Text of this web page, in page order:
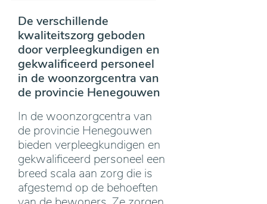
De verschillende
kwaliteitszorg geboden
door verpleegkundigen en
gekwalificeerd personeel
in de woonzorgcentra van
de provincie Henegouwen
In de woonzorgcentra van
de provincie Henegouwen
bieden verpleegkundigen en
gekwalificeerd personeel een
breed scala aan zorg die is
afgestemd op de behoeften